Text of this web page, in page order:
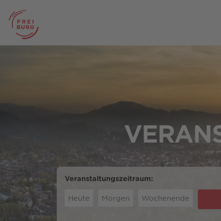
Veranstaltungszeitraum:
Heute Morgen Wochenende